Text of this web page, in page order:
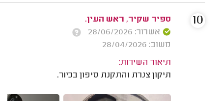
ספיר שקיר, ראש העין.
אשרור: 28/06/2026
משוב: 28/04/2026
תיאור השירות:
תיקון צנרת והתקנת סיפון בכיור.
10